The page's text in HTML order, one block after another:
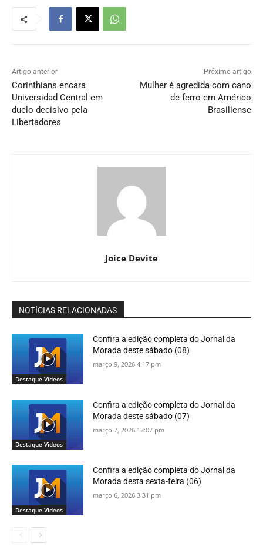
Artigo anterior
Corinthians encara
Universidad Central em
duelo decisivo pela
Libertadores
Próximo artigo
Mulher é agredida com cano
de ferro em Américo
Brasiliense
Joice Devite
NOTÍCIAS RELACIONADAS
Destaque Vídeos
Confira a edição completa do Jornal da
Morada deste sábado (08)
março 9, 2026 4:17 pm
Destaque Vídeos
Confira a edição completa do Jornal da
Morada deste sábado (07)
março 7, 2026 12:07 pm
Destaque Vídeos
Confira a edição completa do Jornal da
Morada desta sexta-feira (06)
março 6, 2026 3:31 pm